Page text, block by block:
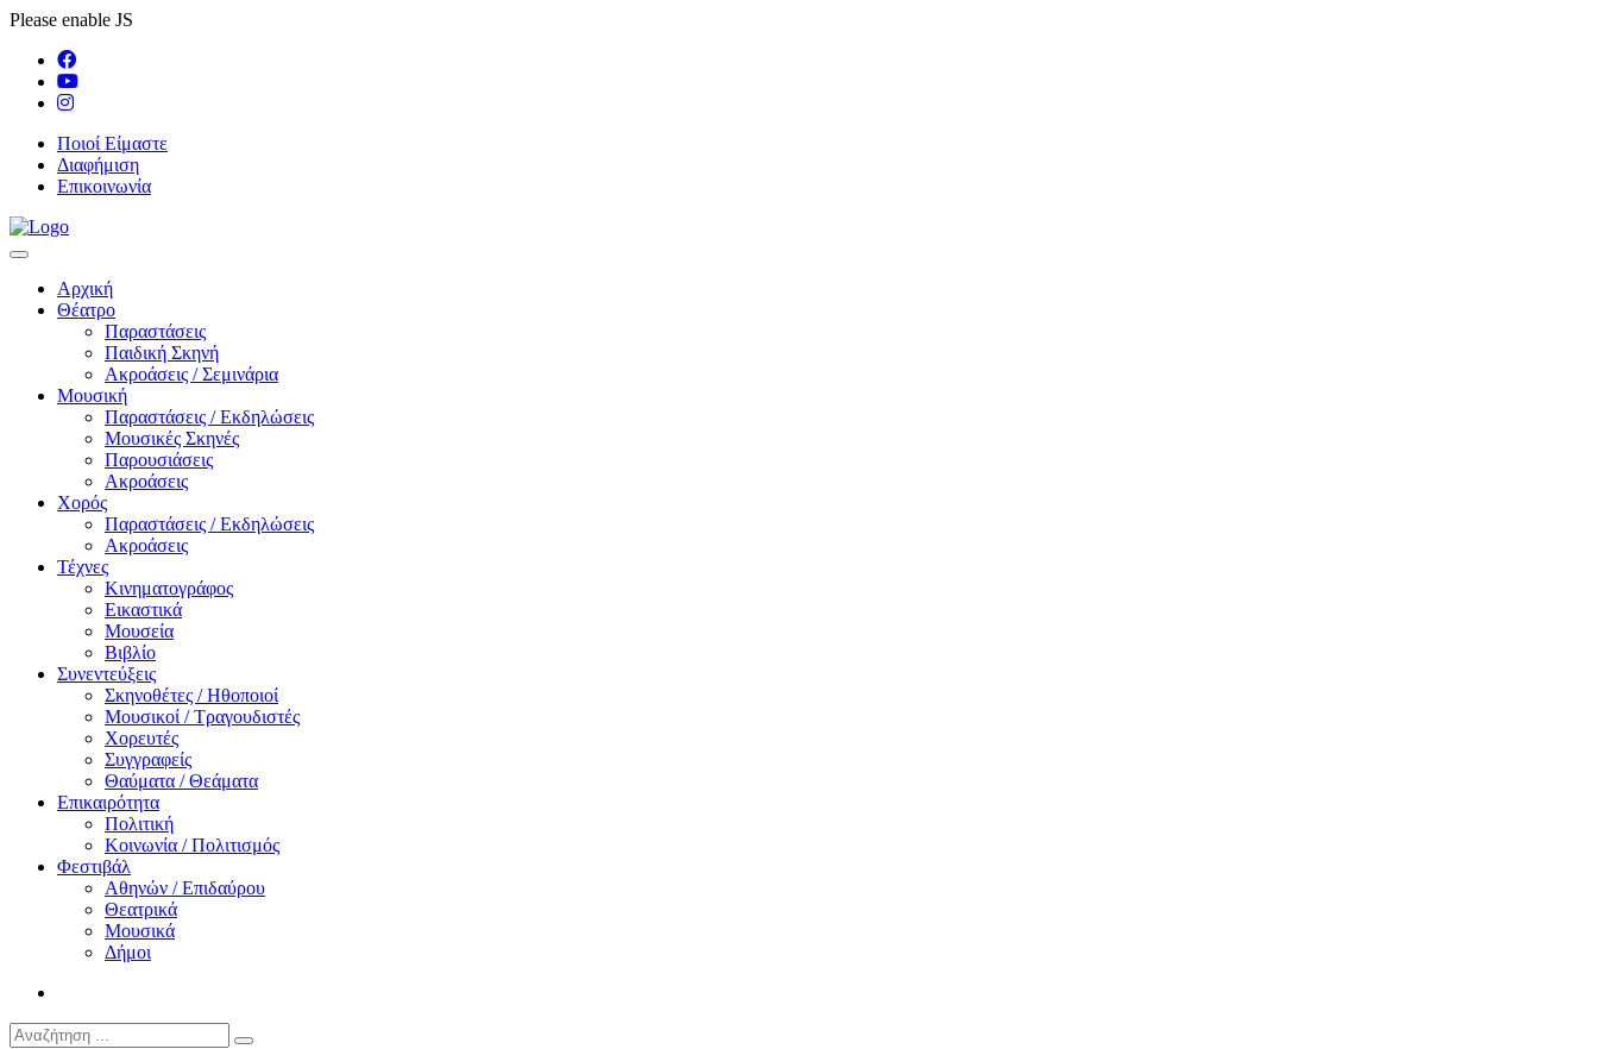
Please enable JS
Ποιοί Είμαστε
Διαφήμιση
Επικοινωνία
Αρχική
Θέατρο
Παραστάσεις
Παιδική Σκηνή
Ακροάσεις / Σεμινάρια
Μουσική
Παραστάσεις / Εκδηλώσεις
Μουσικές Σκηνές
Παρουσιάσεις
Ακροάσεις
Χορός
Παραστάσεις / Εκδηλώσεις
Ακροάσεις
Τέχνες
Κινηματογράφος
Εικαστικά
Μουσεία
Βιβλίο
Συνεντεύξεις
Σκηνοθέτες / Ηθοποιοί
Μουσικοί / Τραγουδιστές
Χορευτές
Συγγραφείς
Θαύματα / Θεάματα
Επικαιρότητα
Πολιτική
Κοινωνία / Πολιτισμός
Φεστιβάλ
Αθηνών / Επιδαύρου
Θεατρικά
Μουσικά
Δήμοι